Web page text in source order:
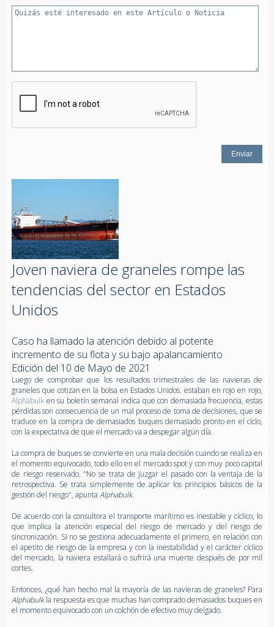
Joven naviera de graneles rompe las
tendencias del sector en Estados
Unidos
Caso ha llamado la atención debido al potente
incremento de su flota y su bajo apalancamiento
Edición del 10 de Mayo de 2021
Luego de comprobar que los resultados trimestrales de las navieras de
graneles que cotizan en la bolsa en Estados Unidos. estaban en rojo en rojo,
Alphabulken su boletín semanal indica que con demasiada frecuencia, estas
pérdidas son consecuencia de un mal proceso de toma de decisiones, que se
traduce en la compra de demasiados buques demasiado pronto en el ciclo,
con la expectativa de que el mercado va a despegar algún día.
La compra de buques se convierte en una mala decisión cuando se realiza en
el momento equivocado, todo ello en el mercado spot y con muy poco capital
de riesgo reservado. "No se trata de juzgar el pasado con la ventaja de la
retrospectiva. Se trata simplemente de aplicar los principios básicos de la
gestión del riesgo", apunta Alphabulk.
De acuerdo con la consultora el transporte marítimo es inestable y cíclico, lo
que implica la atención especial del riesgo de mercado y del riesgo de
sincronización. Si no se gestiona adecuadamente el primero, en relación con
el apetito de riesgo de la empresa y con la inestabilidad y el carácter cíclico
del mercado, la naviera estallará o sufrirá una muerte después de por mil
cortes.
Entonces, ¿qué han hecho mal la mayoría de las navieras de graneles? Para
Alphabulkla respuesta es que muchas han comprado demasiados buques en
el momento equivocado con un colchón de efectivo muy delgado.